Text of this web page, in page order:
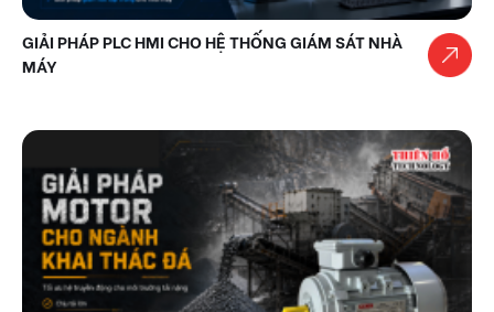
GIẢI PHÁP PLC HMI CHO HỆ THỐNG GIÁM SÁT NHÀ
MÁY